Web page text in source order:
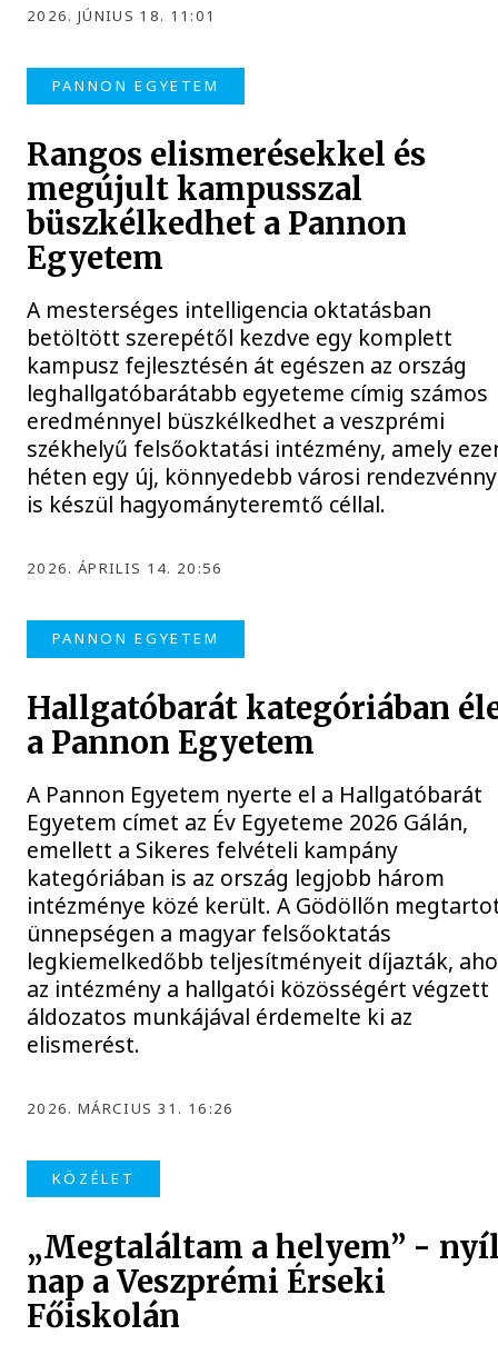
2026. JÚNIUS 18. 11:01
PANNON EGYETEM
Rangos elismerésekkel és
megújult kampusszal
büszkélkedhet a Pannon
Egyetem
A mesterséges intelligencia oktatásban
betöltött szerepétől kezdve egy komplett
kampusz fejlesztésén át egészen az ország
leghallgatóbarátabb egyeteme címig számos
eredménnyel büszkélkedhet a veszprémi
székhelyű felsőoktatási intézmény, amely
héten egy új, könnyedebb városi
is készül hagyományteremtő céllal.
2026. ÁPRILIS 14. 20:56
PANNON EGYETEM
Hallgatóbarát kategóriában
a Pannon Egyetem
A Pannon Egyetem nyerte el a Hallgatóbarát
Egyetem címet az Év Egyeteme 2026 Gálán,
emellett a Sikeres felvételi kampány
kategóriában is az ország legjobb három
intézménye közé került. A Gödöllőn
ünnepségen a magyar felsőoktatás
legkiemelkedőbb teljesítményeit díjazták,
az intézmény a hallgatói közösségért végzett
áldozatos munkájával érdemelte ki az
elismerést.
2026. MÁRCIUS 31. 16:26
KÖZÉLET
„Megtaláltam a helyem” -
nap a Veszprémi Érseki
Főiskolán